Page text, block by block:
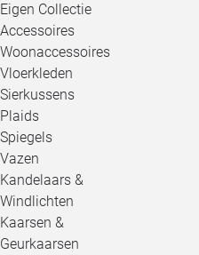
Eigen Collectie
Accessoires
Woonaccessoires
Vloerkleden
Sierkussens
Plaids
Spiegels
Vazen
Kandelaars &
Windlichten
Kaarsen &
Geurkaarsen